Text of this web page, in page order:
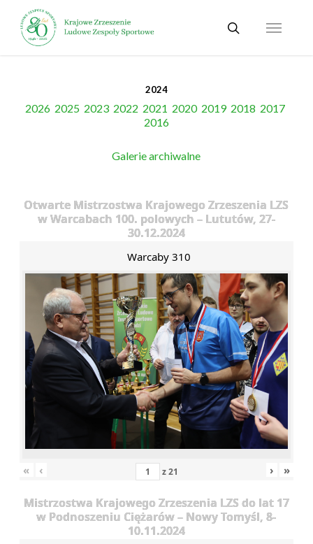
main
content
search
Menu
2024
2026 2025 2023 2022 2021 2020 2019 2018 2017
2016
Galerie archiwalne
Otwarte Mistrzostwa Krajowego Zrzeszenia LZS
w Warcabach 100. polowych – Lututów, 27-
30.12.2024
Warcaby 310
« ‹ z21 › »
Mistrzostwa Krajowego Zrzeszenia LZS do lat 17
w Podnoszeniu Ciężarów – Nowy Tomyśl, 8-
10.11.2024